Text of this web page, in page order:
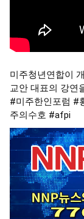
미주청년연합이
교안 대표의 강연
#미주한인포럼 #
주의수호 #afpi